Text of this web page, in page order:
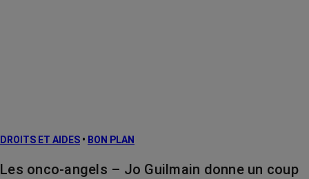
Traitements
DROITS ET AIDES • BON PLAN
Les onco-angels – Jo Guilmain donne un coup